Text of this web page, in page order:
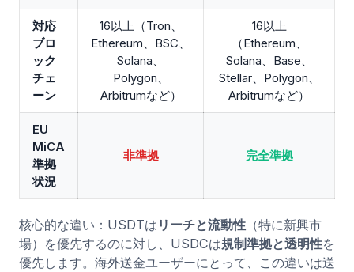
対応
ブロ
ック
チェ
ーン
16以上（Tron、
Ethereum、BSC、
Solana、
Polygon、
Arbitrumなど）
16以上
（Ethereum、
Solana、Base、
Stellar、Polygon、
Arbitrumなど）
EU
MiCA
準拠
状況
非準拠 完全準拠
核心的な違い：USDTは リーチと流動性 （特に新興市
場）を優先するのに対し、USDCは規制準拠と透明性を
優先します。海外送金ユーザーにとって、この違いは送